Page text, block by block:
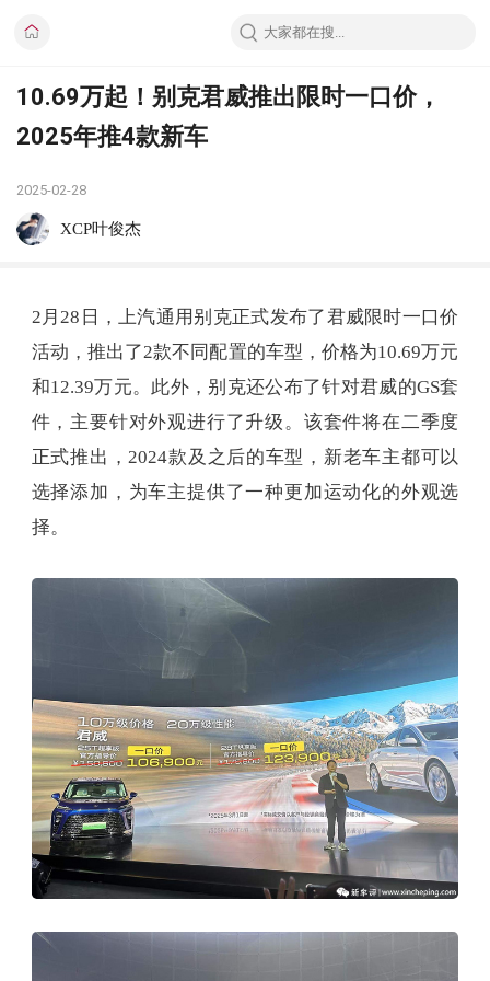
10.69万起！别克君威推出限时一口价，
2025年推4款新车
2025-02-28
XCP叶俊杰
2月28日，上汽通用别克正式发布了君威限时一口价
活动，推出了2款不同配置的车型，价格为10.69万元
和12.39万元。此外，别克还公布了针对君威的GS套
件，主要针对外观进行了升级。该套件将在二季度
正式推出，2024款及之后的车型，新老车主都可以
选择添加，为车主提供了一种更加运动化的外观选
择。